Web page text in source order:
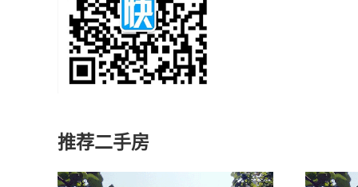
推荐二手房